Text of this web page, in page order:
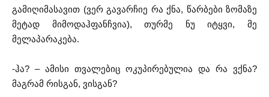
გამიღიმასავით (ვერ გავარჩიე რა ქნა, წარბები ზომაზე
მეტად მიმოდაჰფანჩვია), თურმე ნუ იტყვი, მე
მელაპარაკება.
-ჰა? – ამისი თვალებიც ოკუპირებულია და რა ვქნა?
მაგრამ რისგან, ვისგან?